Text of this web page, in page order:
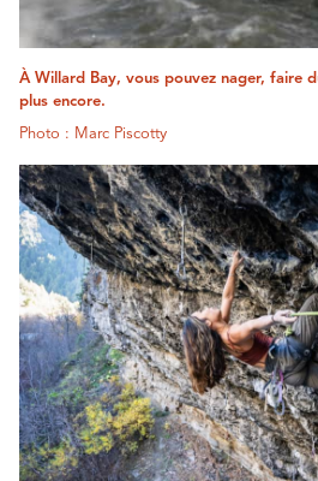
À Willard Bay, vous pouvez nager, faire
plus encore.
Photo : Marc Piscotty